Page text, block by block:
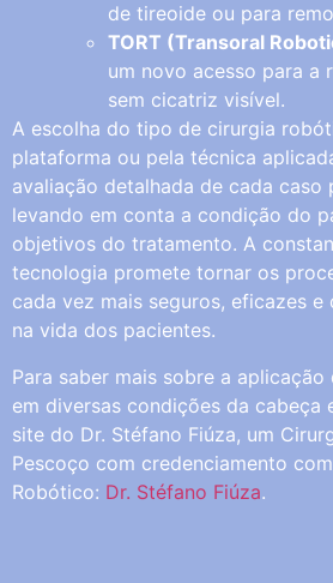
de tireoide ou para
TORT (Transoral
um novo acesso para a
sem cicatriz visível.
A escolha do tipo de cirurgia
plataforma ou pela técnica
avaliação detalhada de cada caso
levando em conta a condição do
objetivos do tratamento. A
tecnologia promete tornar os
cada vez mais seguros, eficazes
na vida dos pacientes.
Para saber mais sobre a
em diversas condições da cabeça
site do Dr. Stéfano Fiúza, um
Pescoço com credenciamento
Robótico: Dr. Stéfano Fiúza.